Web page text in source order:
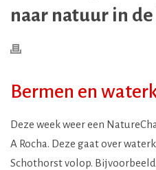
naar natuur in
Bermen en
Deze week weer een
A Rocha. Deze gaat over
Schothorst volop.